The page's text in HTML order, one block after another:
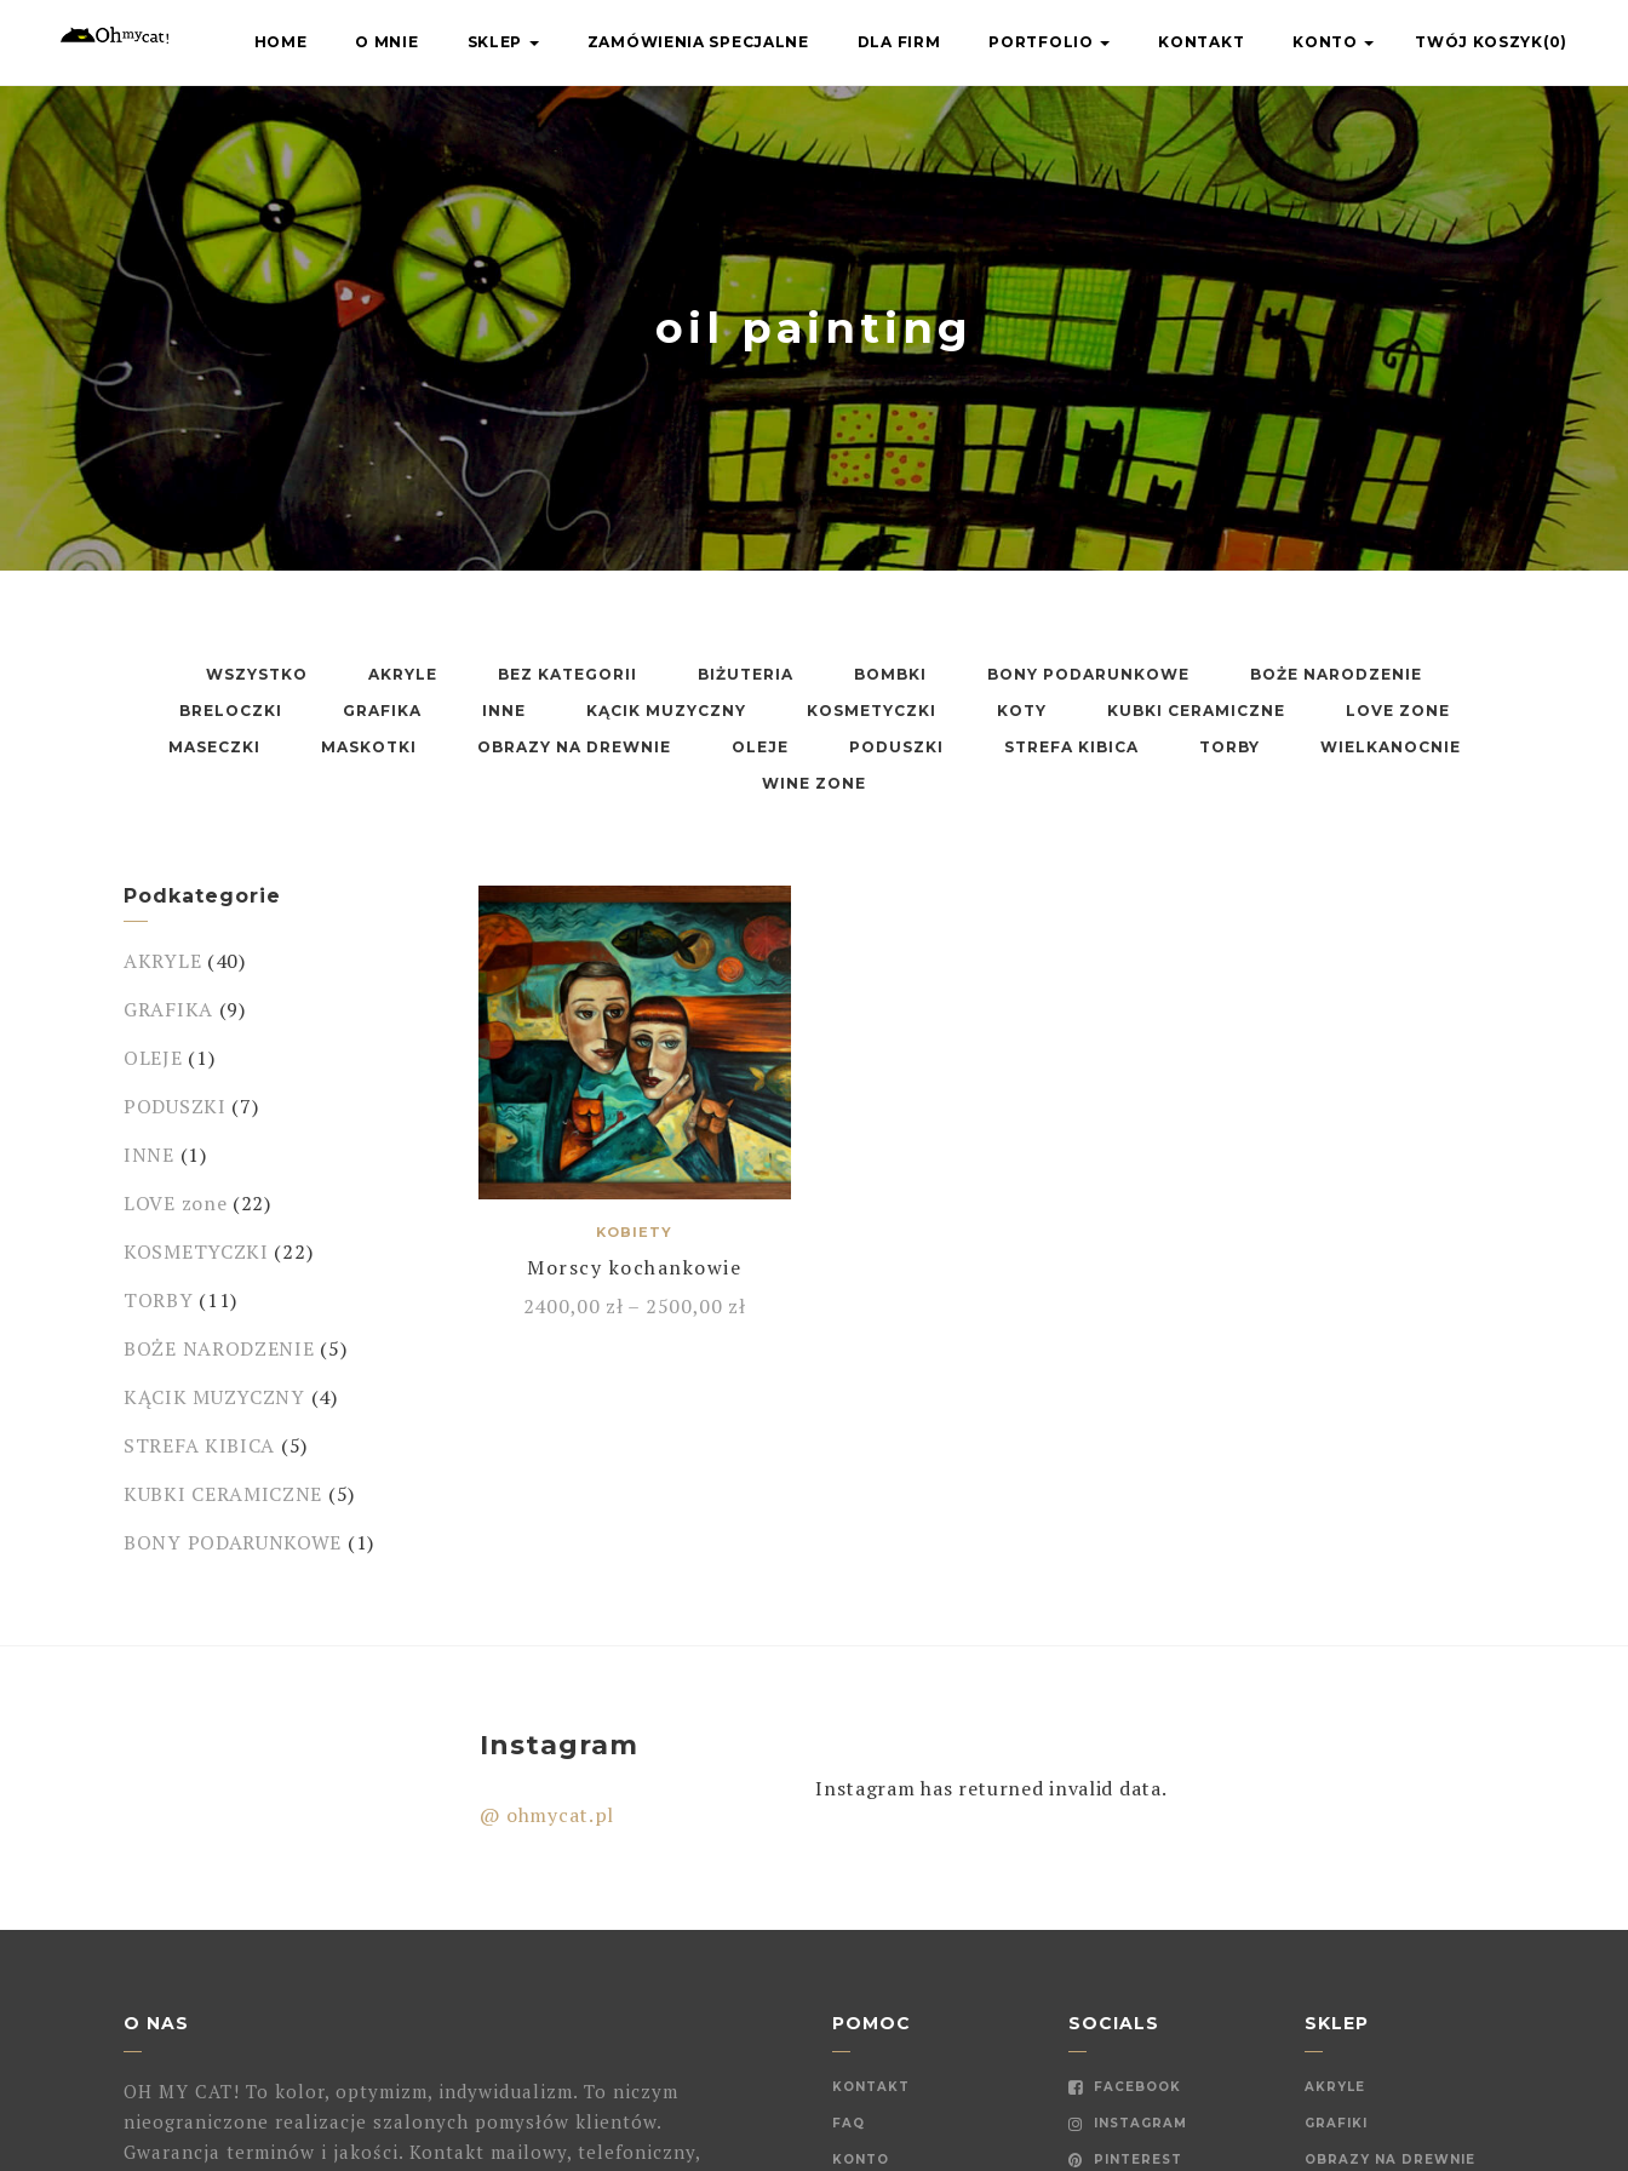
content
HOME O MNIE SKLEP ZAMÓWIENIA SPECJALNE DLA FIRM PORTFOLIO KONTAKT KONTO TWÓJ KOSZYK(0)
oil painting
WSZYSTKO AKRYLE BEZ KATEGORII BIŻUTERIA BOMBKI BONY PODARUNKOWE
BOŻE NARODZENIE
BRELOCZKI
GRAFIKA INNE KĄCIK MUZYCZNY KOSMETYCZKI KOTY KUBKI CERAMICZNE
LOVE ZONE
MASECZKI
MASKOTKI OBRAZY NA DREWNIE OLEJE PODUSZKI STREFA KIBICA TORBY
WIELKANOCNIE
WINE ZONE
KOBIETY
Morscy kochankowie
2400,00 zł – 2500,00 zł
Podkategorie
AKRYLE (40)
GRAFIKA (9)
OLEJE (1)
PODUSZKI (7)
INNE (1)
LOVE zone (22)
KOSMETYCZKI (22)
TORBY (11)
BOŻE NARODZENIE (5)
KĄCIK MUZYCZNY (4)
STREFA KIBICA (5)
KUBKI CERAMICZNE (5)
BONY PODARUNKOWE (1)
Instagram
@ ohmycat.pl
Instagram has returned invalid data.
O NAS
OH MY CAT! To kolor, optymizm, indywidualizm. To niczym
nieograniczone realizacje szalonych pomysłów klientów.
Gwarancja terminów i jakości. Kontakt mailowy, telefoniczny,
POMOC
KONTAKT
FAQ
KONTO
SOCIALS
FACEBOOK
INSTAGRAM
PINTEREST
SKLEP
AKRYLE
GRAFIKI
OBRAZY NA DREWNIE